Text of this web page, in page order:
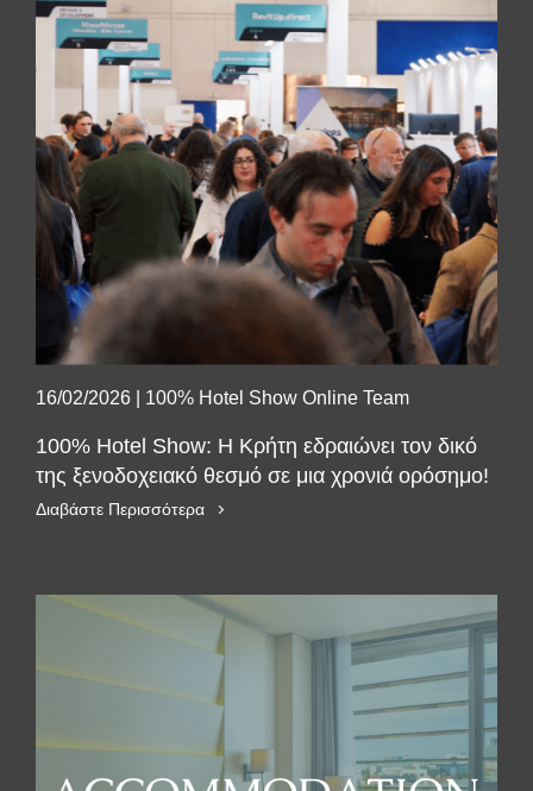
16/02/2026 100% Hotel Show Online Team
100% Hotel Show: Η Κρήτη εδραιώνει τον δικό
της ξενοδοχειακό θεσμό σε μια χρονιά ορόσημο!
Διαβάστε Περισσότερα